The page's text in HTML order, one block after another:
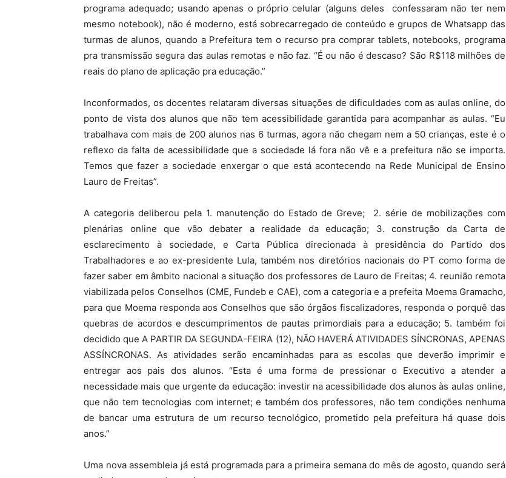
programa adequado; usando apenas o próprio celular (alguns deles confessaram não ter nem
mesmo notebook), não é moderno, está sobrecarregado de conteúdo e grupos de Whatsapp das
turmas de alunos, quando a Prefeitura tem o recurso pra comprar tablets, notebooks, programa
pra transmissão segura das aulas remotas e não faz. “É ou não é descaso? São R$118 milhões de
reais do plano de aplicação pra educação.”
Inconformados, os docentes relataram diversas situações de dificuldades com as aulas online, do
ponto de vista dos alunos que não tem acessibilidade garantida para acompanhar as aulas. “Eu
trabalhava com mais de 200 alunos nas 6 turmas, agora não chegam nem a 50 crianças, este é o
reflexo da falta de acessibilidade que a sociedade lá fora não vê e a prefeitura não se importa.
Temos que fazer a sociedade enxergar o que está acontecendo na Rede Municipal de Ensino
Lauro de Freitas”.
A categoria deliberou pela 1. manutenção do Estado de Greve; 2. série de mobilizações com
plenárias online que vão debater a realidade da educação; 3. construção da Carta de
esclarecimento à sociedade, e Carta Pública direcionada à presidência do Partido dos
Trabalhadores e ao ex-presidente Lula, também nos diretórios nacionais do PT como forma de
fazer saber em âmbito nacional a situação dos professores de Lauro de Freitas; 4. reunião remota
viabilizada pelos Conselhos (CME, Fundeb e CAE), com a categoria e a prefeita Moema Gramacho,
para que Moema responda aos Conselhos que são órgãos fiscalizadores, responda o porquê das
quebras de acordos e descumprimentos de pautas primordiais para a educação; 5. também foi
decidido que A PARTIR DA SEGUNDA-FEIRA (12), NÃO HAVERÁ ATIVIDADES SÍNCRONAS, APENAS
ASSÍNCRONAS. As atividades serão encaminhadas para as escolas que deverão imprimir e
entregar aos pais dos alunos. “Esta é uma forma de pressionar o Executivo a atender a
necessidade mais que urgente da educação: investir na acessibilidade dos alunos às aulas online,
que não tem tecnologias com internet; e também dos professores, não tem condições nenhuma
de bancar uma estrutura de um recurso tecnológico, prometido pela prefeitura há quase dois
anos.”
Uma nova assembleia já está programada para a primeira semana do mês de agosto, quando será